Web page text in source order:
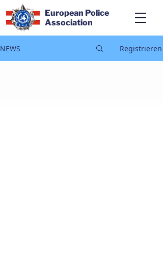
European Police
Association
NEWS Registrieren